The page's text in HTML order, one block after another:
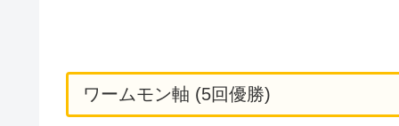
ワームモン軸 (5回優勝)